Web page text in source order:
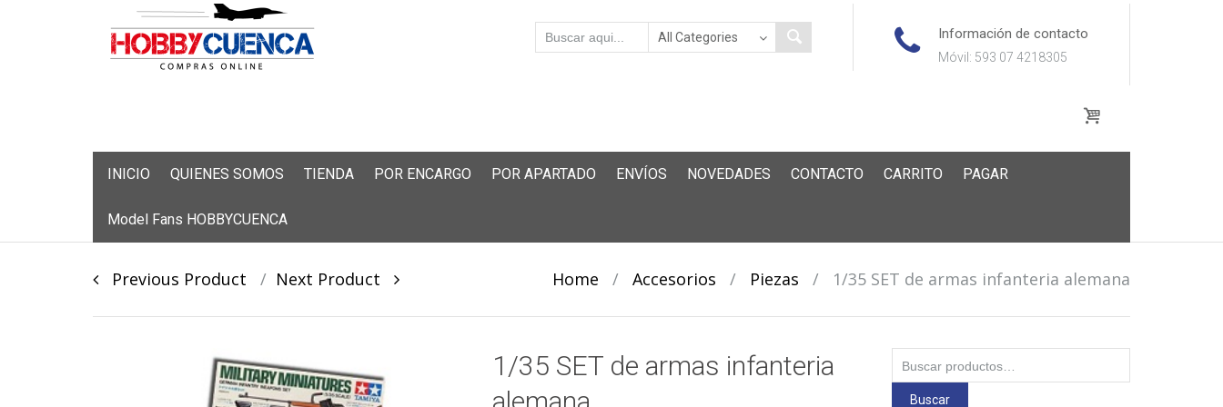
Información de contacto
Móvil: 593 07 4218305
INICIO QUIENES SOMOS TIENDA POR ENCARGO POR APARTADO ENVÍOS NOVEDADES CONTACTO CARRITO PAGAR
Model Fans HOBBYCUENCA
Post
Previous Product Next Product Home / Accesorios / Piezas / 1/35 SET de armas infanteria alemana
1/35 SET de armas infanteria
por:
Buscar